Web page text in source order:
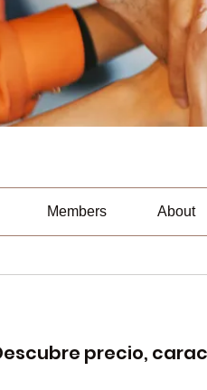
Members About
precio,